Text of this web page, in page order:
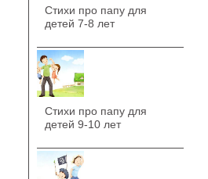
Стихи про папу для
детей 7-8 лет
Стихи про папу для
детей 9-10 лет